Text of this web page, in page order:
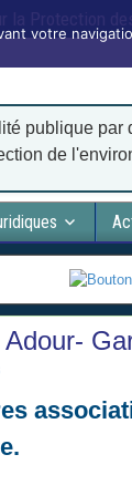
publique par
de
votre